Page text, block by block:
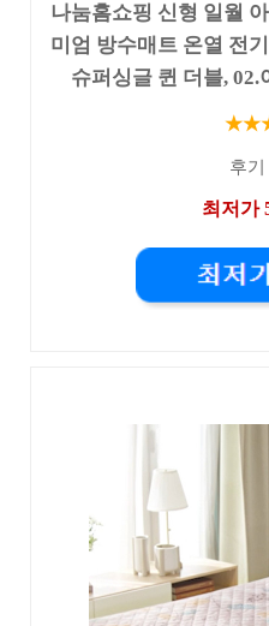
나눔홈쇼핑 신형 일월
미엄 방수매트 온열 전
슈퍼싱글 퀸 더블, 02.
후
최저가